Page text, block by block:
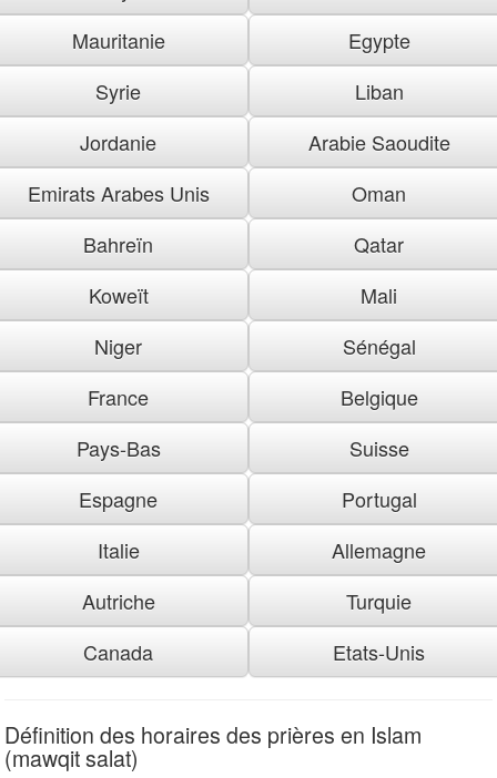
Mauritanie
Egypte
Syrie
Liban
Jordanie
Arabie Saoudite
Emirats Arabes Unis
Oman
Bahreïn
Qatar
Koweït
Mali
Niger
Sénégal
France
Belgique
Pays-Bas
Suisse
Espagne
Portugal
Italie
Allemagne
Autriche
Turquie
Canada
Etats-Unis
Définition des horaires des prières en Islam
(mawqit salat)